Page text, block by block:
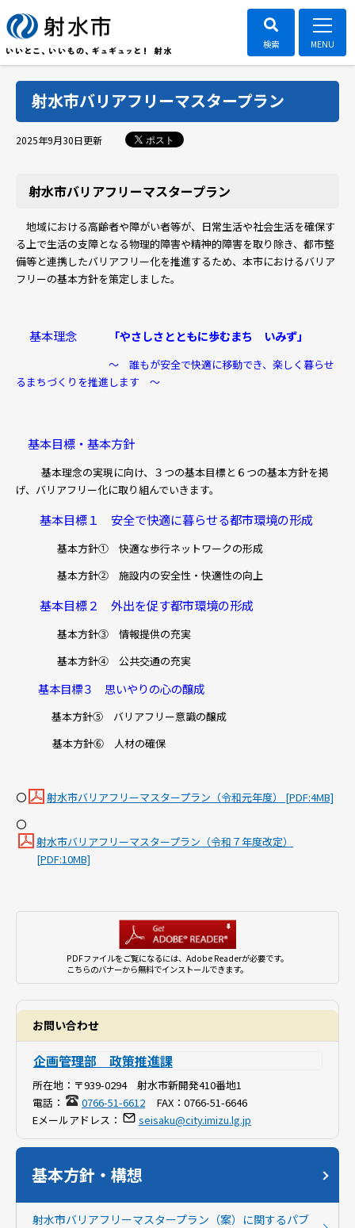
射水市バリアフリーマスタープラン
2025年9月30日更新 ポスト
射水市バリアフリーマスタープラン
地域における高齢者や障がい者等が、日常生活や社会生活を確保す
る上で生活の支障となる物理的障害や精神的障害を取り除き、都市整
備等と連携したバリアフリー化を推進するため、本市におけるバリア
フリーの基本方針を策定しました。
基本理念 「やさしさとともに歩むまち いみず」
～ 誰もが安全で快適に移動でき、楽しく暮らせ
るまちづくりを推進します ～
基本目標・基本方針
基本理念の実現に向け、３つの基本目標と６つの基本方針を掲
げ、バリアフリー化に取り組んでいきます。
基本目標１ 安全で快適に暮らせる都市環境の形成
基本方針① 快適な歩行ネットワークの形成
基本方針② 施設内の安全性・快適性の向上
基本目標２ 外出を促す都市環境の形成
基本方針③ 情報提供の充実
基本方針④ 公共交通の充実
基本目標３ 思いやりの心の醸成
基本方針⑤ バリアフリー意識の醸成
基本方針⑥ 人材の確保
〇
射水市バリアフリーマスタープラン（令和元年度） [PDF:4MB]
〇
射水市バリアフリーマスタープラン（令和７年度改定）
[PDF:10MB]
PDFファイルをご覧になるには、Adobe Readerが必要です。
こちらのバナーから無料でインストールできます。
お問い合わせ
企画管理部 政策推進課
所在地： 〒939-0294 射水市新開発410番地1
電話：
0766-51-6612 FAX： 0766-51-6646
Eメールアドレス：
seisaku@city.imizu.lg.jp
基本方針・構想
射水市バリアフリーマスタープラン（案）に関するパブ